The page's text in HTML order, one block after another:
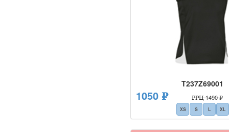
T237Z69001
1050 ₽ РРЦ 1490 ₽
XS S L XL